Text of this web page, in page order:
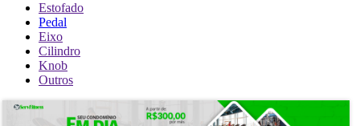
Estofado
Pedal
Eixo
Cilindro
Knob
Outros